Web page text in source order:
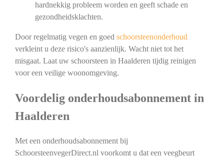
hardnekkig probleem worden en geeft schade en
gezondheidsklachten.
Door regelmatig vegen en goed schoorsteenonderhoud
verkleint u deze risico's aanzienlijk. Wacht niet tot het
misgaat. Laat uw schoorsteen in Haalderen tijdig reinigen
voor een veilige woonomgeving.
Voordelig onderhoudsabonnement in
Haalderen
Met een onderhoudsabonnement bij
SchoorsteenvegerDirect.nl voorkomt u dat een veegbeurt